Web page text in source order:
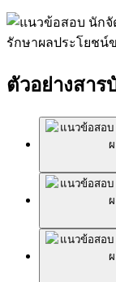
ตัวอย่างสาร